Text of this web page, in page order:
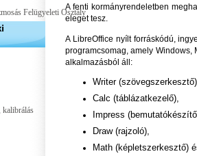
Felügyeleti Osztály
kalibrálás
A fenti kormányrendeletben
eleget tesz.
A LibreOffice nyílt forráskódú,
programcsomag, amely
alkalmazásból áll:
Writer
Calc (táblázatkezelő),
Impress
Draw (rajzoló),
Math (képletszerkesztő)